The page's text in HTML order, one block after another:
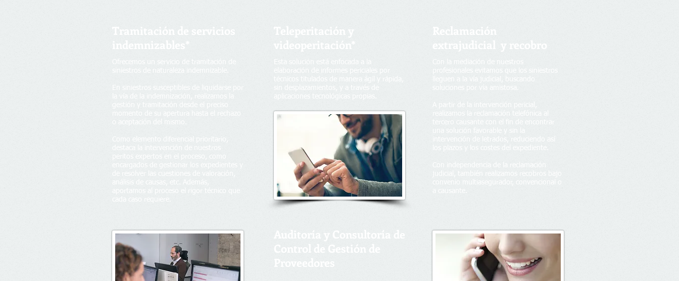
Tramitación de servicios
indemnizables*
Ofrecemos un servicio de tramitación de
siniestros de naturaleza indemnizable.
En siniestros susceptibles de liquidarse por
la vía de la indemnización, realizamos la
gestión y tramitación desde el preciso
momento de su apertura hasta el rechazo
o aceptación del mismo.
Como elemento diferencial prioritario,
destaca la intervención de nuestros
peritos expertos en el proceso, como
encargados de gestionar los expedientes y
de resolver las cuestiones de valoración,
análisis de causas, etc. Además,
aportamos al proceso el rigor técnico que
cada caso requiere.
Teleperitación y
videoperitación*
Esta solución está enfocada a la
elaboración de informes periciales por
técnicos titulados de manera ágil y rápida,
sin desplazamientos, y a través de
aplicaciones tecnológicas propias.
Reclamación
extrajudicial y recobro
Con la mediación de nuestros
profesionales evitamos que los siniestros
lleguen a la vía judicial, buscando
soluciones por vía amistosa.
A partir de la intervención pericial,
realizamos la reclamación telefónica al
tercero causante con el fin de encontrar
una solución favorable y sin la
intervención de letrados, reduciendo así
los plazos y los costes del expediente.
Con independencia de la reclamación
judicial, también realizamos recobros bajo
convenio multiasegurador, convencional o
a causante.
Auditoría y Consultoría de
Control de Gestión de
Proveedores